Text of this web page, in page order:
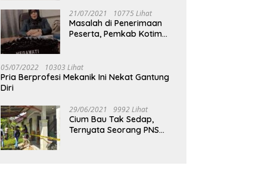
21/07/2021 10775 Lihat
Masalah di Penerimaan
Peserta, Pemkab Kotim
05/07/2022 10303 Lihat
Pria Berprofesi Mekanik Ini Nekat Gantung
Diri
29/06/2021 9992 Lihat
Cium Bau Tak Sedap,
Ternyata Seorang PNS